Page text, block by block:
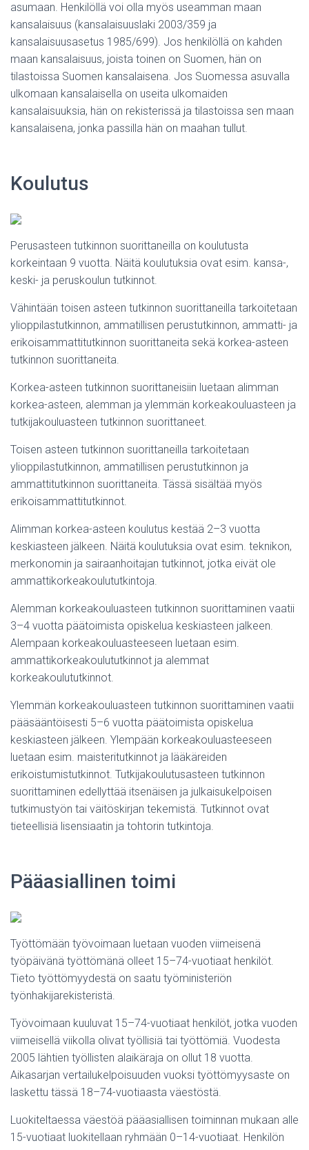
asumaan. Henkilöllä voi olla myös useamman maan
kansalaisuus (kansalaisuuslaki 2003/359 ja
kansalaisuusasetus 1985/699). Jos henkilöllä on kahden
maan kansalaisuus, joista toinen on Suomen, hän on
tilastoissa Suomen kansalaisena. Jos Suomessa asuvalla
ulkomaan kansalaisella on useita ulkomaiden
kansalaisuuksia, hän on rekisterissä ja tilastoissa sen maan
kansalaisena, jonka passilla hän on maahan tullut.
Koulutus
Perusasteen tutkinnon suorittaneilla on koulutusta
korkeintaan 9 vuotta. Näitä koulutuksia ovat esim. kansa-,
keski- ja peruskoulun tutkinnot.
Vähintään toisen asteen tutkinnon suorittaneilla tarkoitetaan
ylioppilastutkinnon, ammatillisen perustutkinnon, ammatti- ja
erikoisammattitutkinnon suorittaneita sekä korkea-asteen
tutkinnon suorittaneita.
Korkea-asteen tutkinnon suorittaneisiin luetaan alimman
korkea-asteen, alemman ja ylemmän korkeakouluasteen ja
tutkijakouluasteen tutkinnon suorittaneet.
Toisen asteen tutkinnon suorittaneilla tarkoitetaan
ylioppilastutkinnon, ammatillisen perustutkinnon ja
ammattitutkinnon suorittaneita. Tässä sisältää myös
erikoisammattitutkinnot.
Alimman korkea-asteen koulutus kestää 2–3 vuotta
keskiasteen jälkeen. Näitä koulutuksia ovat esim. teknikon,
merkonomin ja sairaanhoitajan tutkinnot, jotka eivät ole
ammattikorkeakoulututkintoja.
Alemman korkeakouluasteen tutkinnon suorittaminen vaatii
3–4 vuotta päätoimista opiskelua keskiasteen jalkeen.
Alempaan korkeakouluasteeseen luetaan esim.
ammattikorkeakoulututkinnot ja alemmat
korkeakoulututkinnot.
Ylemmän korkeakouluasteen tutkinnon suorittaminen vaatii
pääsääntöisesti 5–6 vuotta päätoimista opiskelua
keskiasteen jälkeen. Ylempään korkeakouluasteeseen
luetaan esim. maisteritutkinnot ja lääkäreiden
erikoistumistutkinnot. Tutkijakoulutusasteen tutkinnon
suorittaminen edellyttää itsenäisen ja julkaisukelpoisen
tutkimustyön tai väitöskirjan tekemistä. Tutkinnot ovat
tieteellisiä lisensiaatin ja tohtorin tutkintoja.
Pääasiallinen toimi
Työttömään työvoimaan luetaan vuoden viimeisenä
työpäivänä työttömänä olleet 15–74-vuotiaat henkilöt.
Tieto työttömyydestä on saatu työministeriön
työnhakijarekisteristä.
Työvoimaan kuuluvat 15–74-vuotiaat henkilöt, jotka vuoden
viimeisellä viikolla olivat työllisiä tai työttömiä. Vuodesta
2005 lähtien työllisten alaikäraja on ollut 18 vuotta.
Aikasarjan vertailukelpoisuuden vuoksi työttömyysaste on
laskettu tässä 18–74-vuotiaasta väestöstä.
Luokiteltaessa väestöä pääasiallisen toiminnan mukaan alle
15-vuotiaat luokitellaan ryhmään 0–14-vuotiaat. Henkilön